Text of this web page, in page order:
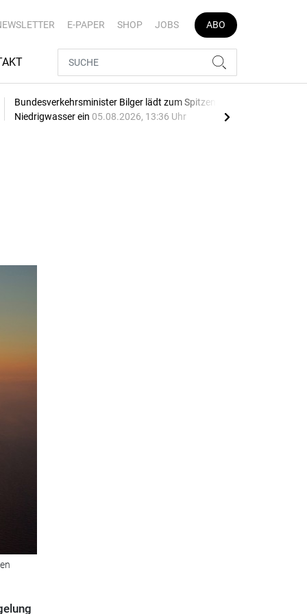
E-PAPER SHOP JOBS ABO
Bundesverkehrsminister Bilger lädt zum Spitzengespräch
Niedrigwasser ein 05.08.2026, 13:36 Uhr